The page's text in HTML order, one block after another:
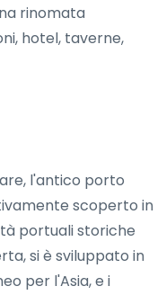
rinomata
hotel, taverne,
l'antico porto
scoperto in
portuali storiche
si è sviluppato in
per l'Asia, e i